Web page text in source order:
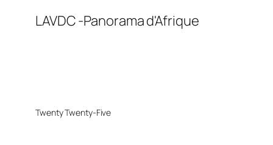
LAVDC -Panorama d'Afrique
Twenty Twenty-Five